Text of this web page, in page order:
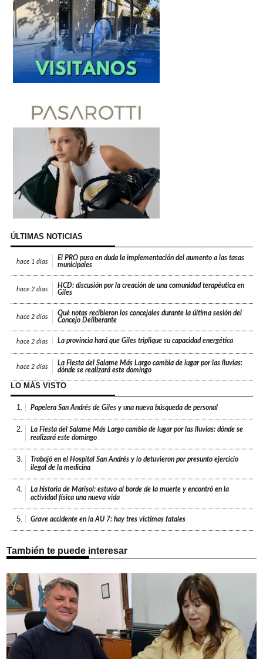
ÚLTIMAS NOTICIAS
hace 1 días
El PRO puso en duda la implementación del aumento a las tasas
municipales
hace 2 días
HCD: discusión por la creación de una comunidad terapéutica en
Giles
hace 2 días
Qué notas recibieron los concejales durante la última sesión del
Concejo Deliberante
hace 2 días La provincia hará que Giles triplique su capacidad energética
hace 2 días
La Fiesta del Salame Más Largo cambia de lugar por las lluvias:
dónde se realizará este domingo
LO MÁS VISTO
1. Papelera San Andrés de Giles y una nueva búsqueda de personal
2.
La Fiesta del Salame Más Largo cambia de lugar por las lluvias: dónde se
realizará este domingo
3.
Trabajó en el Hospital San Andrés y lo detuvieron por presunto ejercicio
ilegal de la medicina
4.
La historia de Marisol: estuvo al borde de la muerte y encontró en la
actividad física una nueva vida
5. Grave accidente en la AU 7: hay tres víctimas fatales
También te puede interesar